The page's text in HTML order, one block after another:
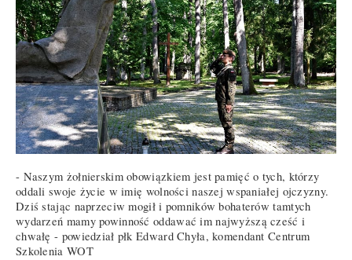
- Naszym żołnierskim obowiązkiem jest pamięć o tych, którzy
oddali swoje życie w imię wolności naszej wspaniałej ojczyzny.
Dziś stając naprzeciw mogił i pomników bohaterów tamtych
wydarzeń mamy powinność oddawać im najwyższą cześć i
chwałę - powiedział płk Edward Chyła, komendant Centrum
Szkolenia WOT